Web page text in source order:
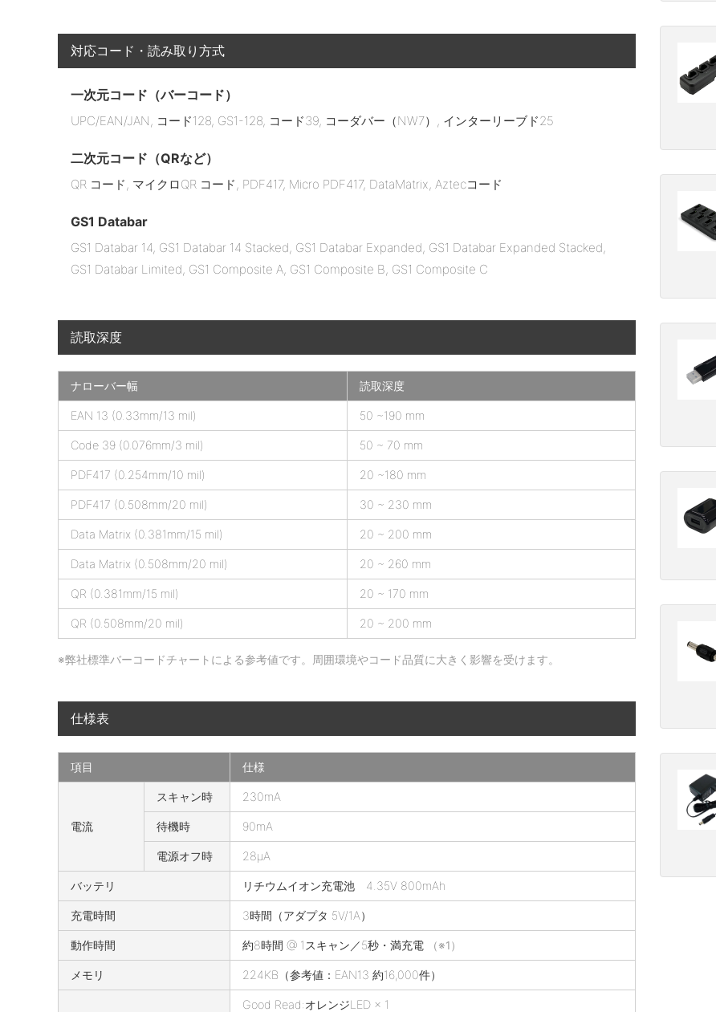
対応コード・読み取り方式
一次元コード（バーコード）
UPC/EAN/JAN, コード128, GS1-128, コード39, コーダバー（NW7）, インターリーブド25
二次元コード（QRなど）
QR コード, マイクロQR コード, PDF417, Micro PDF417, DataMatrix, Aztecコード
GS1 Databar
GS1 Databar 14, GS1 Databar 14 Stacked, GS1 Databar Expanded, GS1 Databar Expanded Stacked,
GS1 Databar Limited, GS1 Composite A, GS1 Composite B, GS1 Composite C
読取深度
i
c
n
r
の
取
度
ナローバー幅 読取深度
EAN 13 (0.33mm/13 mil) 50 ~190 mm
Code 39 (0.076mm/3 mil) 50 ~ 70 mm
PDF417 (0.254mm/10 mil) 20 ~180 mm
PDF417 (0.508mm/20 mil) 30 ~ 230 mm
Data Matrix (0.381mm/15 mil) 20 ~ 200 mm
Data Matrix (0.508mm/20 mil) 20 ~ 260 mm
QR (0.381mm/15 mil) 20 ~ 170 mm
QR (0.508mm/20 mil) 20 ~ 200 mm
※弊社標準バーコードチャートによる参考値です。周囲環境やコード品質に大きく影響を受けます。
仕様表
c
n
項目 仕様
電流
スキャン時 230mA
待機時 90mA
電源オフ時 28μA
バッテリ リチウムイオン充電池 4.35V 800mAh
充電時間 3時間（アダプタ 5V/1A）
動作時間 約8時間 @ 1スキャン／5秒・満充電 （※1）
メモリ 224KB（参考値：EAN13 約16,000件）
Good Read:オレンジLED × 1